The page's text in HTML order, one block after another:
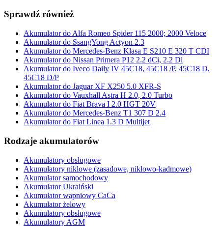
Sprawdź również
Akumulator do Alfa Romeo Spider 115 2000; 2000 Veloce
Akumulator do SsangYong Actyon 2.3
Akumulator do Mercedes-Benz Klasa E S210 E 320 T CDI
Akumulator do Nissan Primera P12 2.2 dCi, 2.2 Di
Akumulator do Iveco Daily IV 45C18, 45C18 /P, 45C18 D,
45C18 D/P
Akumulator do Jaguar XF X250 5.0 XFR-S
Akumulator do Vauxhall Astra H 2.0, 2.0 Turbo
Akumulator do Fiat Brava I 2.0 HGT 20V
Akumulator do Mercedes-Benz T1 307 D 2.4
Akumulator do Fiat Linea 1.3 D Multijet
Rodzaje akumulatorów
Akumulatory obsługowe
Akumulatory niklowe (zasadowe, niklowo-kadmowe)
Akumulator samochodowy
Akumulator Ukraiński
Akumulator wapniowy CaCa
Akumulator żelowy
Akumulatory obsługowe
Akumulatory AGM